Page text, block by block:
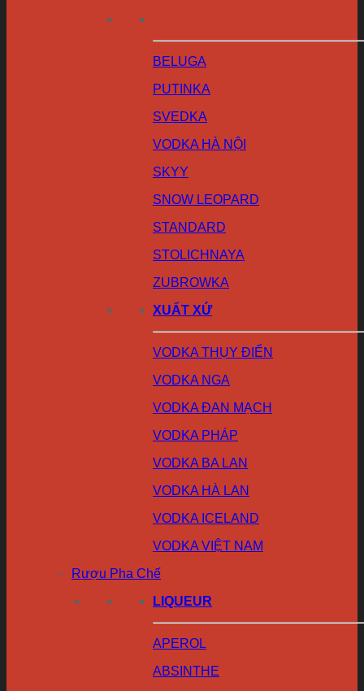
BELUGA
PUTINKA
SVEDKA
VODKA HÀ NỘI
SKYY
SNOW LEOPARD
STANDARD
STOLICHNAYA
ZUBROWKA
XUẤT XỨ
VODKA THỤY ĐIỂN
VODKA NGA
VODKA ĐAN MẠCH
VODKA PHÁP
VODKA BA LAN
VODKA HÀ LAN
VODKA ICELAND
VODKA VIỆT NAM
Rượu Pha Chế
LIQUEUR
APEROL
ABSINTHE